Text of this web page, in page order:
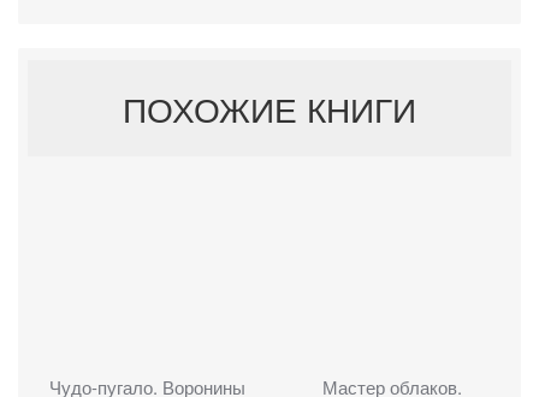
ПОХОЖИЕ КНИГИ
Чудо-пугало. Воронины
Мастер облаков.